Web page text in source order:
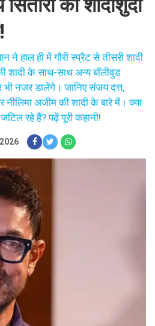
की शादीशुदा
ने हाल ही में गौरी स्प्रैट से तीसरी शादी
के साथ-साथ अन्य बॉलीवुड
भी नजर डालेंगे। जानिए संजय दत्त,
अजीम की शादी के बारे में। क्या
रहे हैं? पढ़ें पूरी कहानी!